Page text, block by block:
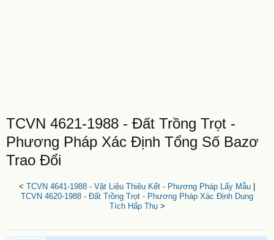
TCVN 4621-1988 - Đất Trồng Trọt -
Phương Pháp Xác Định Tổng Số Bazơ
Trao Đổi
< TCVN 4641-1988 - Vật Liệu Thiêu Kết - Phương Pháp Lấy Mẫu
TCVN 4620-1988 - Đất Trồng Trọt - Phương Pháp Xác Định Dung
Tích Hấp Thụ>